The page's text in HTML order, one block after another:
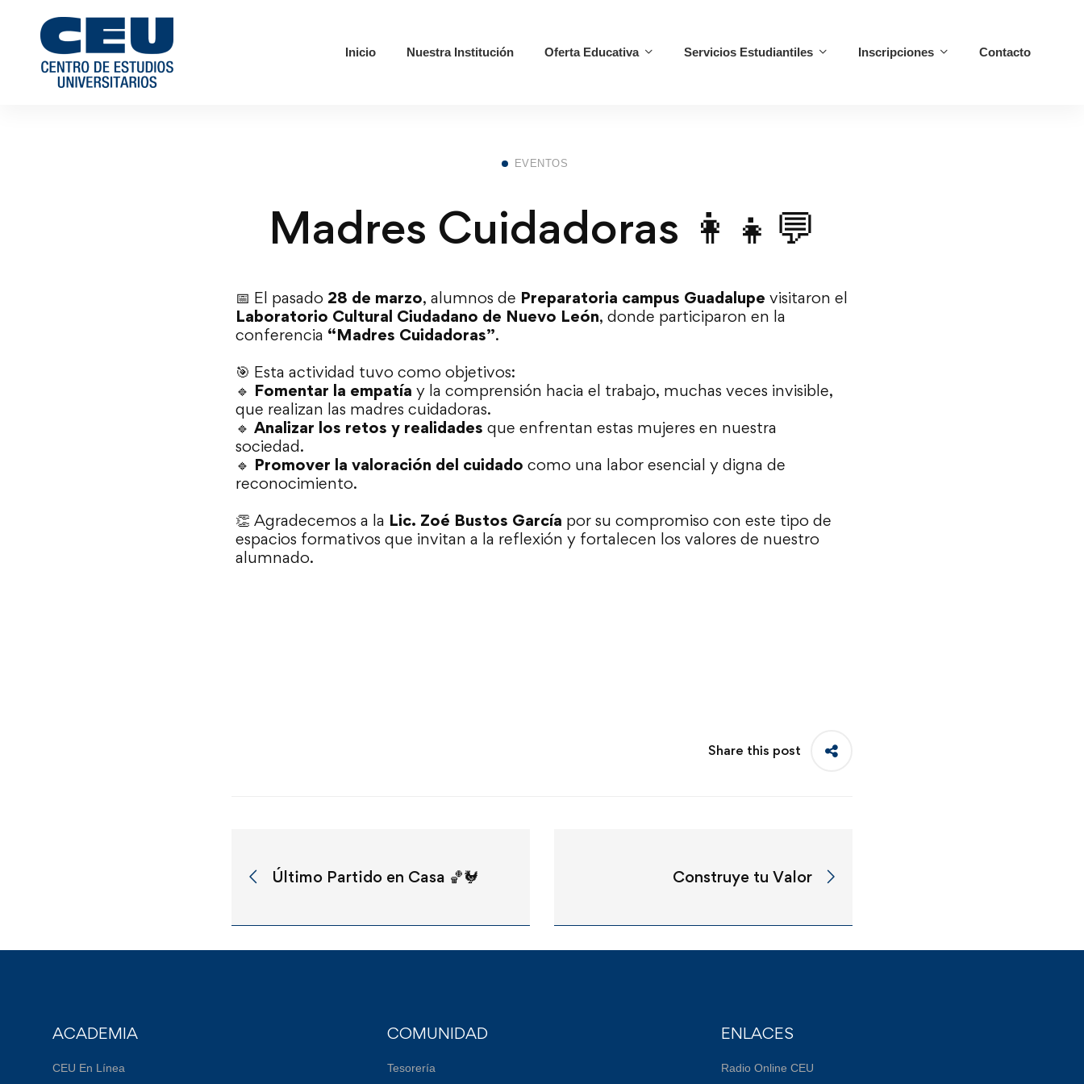
Inicio Nuestra Institución Oferta Educativa Servicios Estudiantiles Inscripciones Contacto
EVENTOS
Madres Cuidadoras 👩‍👧💬
📅 El pasado 28 de marzo, alumnos de Preparatoria campus Guadalupe visitaron el
Laboratorio Cultural Ciudadano de Nuevo León, donde participaron en la
conferencia “Madres Cuidadoras”.
🎯 Esta actividad tuvo como objetivos:
🔹 Fomentar la empatía y la comprensión hacia el trabajo, muchas veces invisible,
que realizan las madres cuidadoras.
🔹 Analizar los retos y realidades que enfrentan estas mujeres en nuestra
sociedad.
🔹 Promover la valoración del cuidado como una labor esencial y digna de
reconocimiento.
👏 Agradecemos a la Lic. Zoé Bustos García por su compromiso con este tipo de
espacios formativos que invitan a la reflexión y fortalecen los valores de nuestro
alumnado.
Share this post
Último Partido en Casa 🏀🐓 Construye tu Valor
ACADEMIA
CEU En Línea
COMUNIDAD
Tesorería
ENLACES
Radio Online CEU